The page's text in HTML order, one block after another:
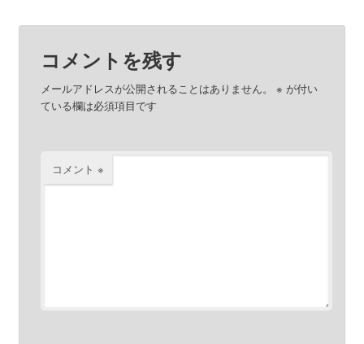
コメントを残す
メールアドレスが公開されることはありません。 ※ が付い
ている欄は必須項目です
コメント ※